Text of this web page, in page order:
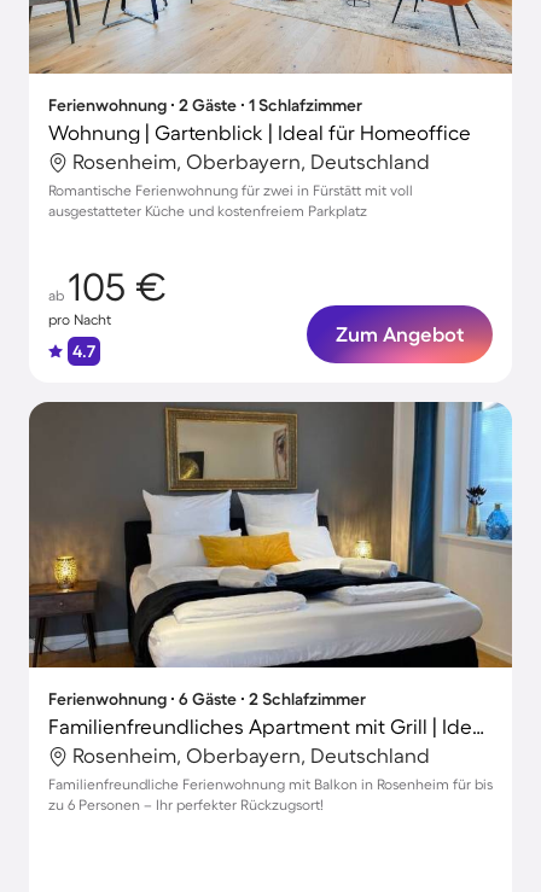
Ferienwohnung ∙ 2 Gäste ∙ 1 Schlafzimmer
Wohnung | Gartenblick | Ideal für Homeoffice
Rosenheim, Oberbayern, Deutschland
Romantische Ferienwohnung für zwei in Fürstätt mit voll
ausgestatteter Küche und kostenfreiem Parkplatz
ab 105 €
pro Nacht
4.7
Zum Angebot
Ferienwohnung ∙ 6 Gäste ∙ 2 Schlafzimmer
Familienfreundliches Apartment mit Grill | Ideal für Homeoffice
Rosenheim, Oberbayern, Deutschland
Familienfreundliche Ferienwohnung mit Balkon in Rosenheim für bis
zu 6 Personen – Ihr perfekter Rückzugsort!